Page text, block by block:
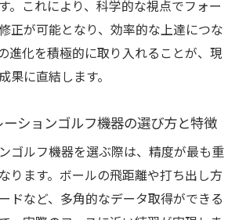
。これにより、科学的な視点でフォー
正が可能となり、効率的な上達につな
進化を積極的に取り入れることが、現
果に直結します。
ションゴルフ機器の選び方と特徴
ゴルフ機器を選ぶ際は、精度が最も重
ります。ボールの飛距離や打ち出し方
ドなど、多角的なデータ取得ができる